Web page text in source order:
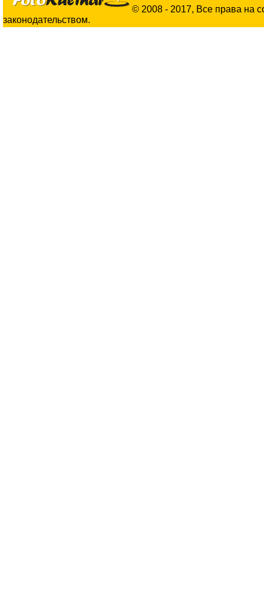
© 2008 - 2017, Все права на
законодательством.